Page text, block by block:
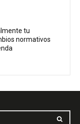
tu
normativos